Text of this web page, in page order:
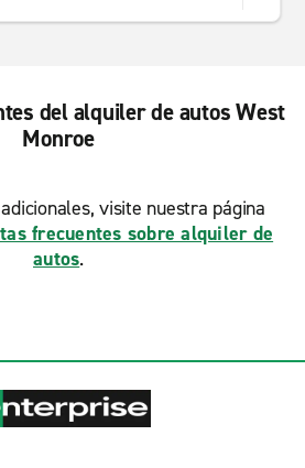
del alquiler de autos West
Monroe
visite nuestra página
frecuentes sobre alquiler de
autos.